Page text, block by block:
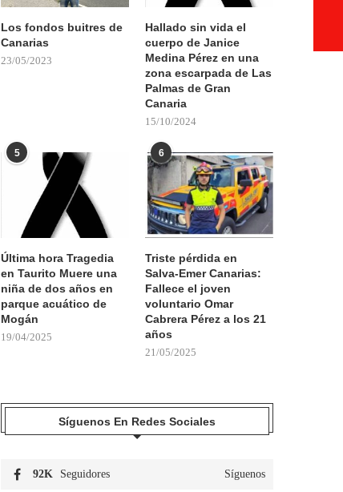
Los fondos buitres de
Canarias
23/05/2023
Hallado sin vida el
cuerpo de Janice
Medina Pérez en una
zona escarpada de Las
Palmas de Gran
Canaria
15/10/2024
5
Última hora Tragedia
en Taurito Muere una
niña de dos años en
parque acuático de
Mogán
19/04/2025
6
Triste pérdida en
Salva-Emer Canarias:
Fallece el joven
voluntario Omar
Cabrera Pérez a los 21
años
21/05/2025
Síguenos En Redes Sociales
92K Seguidores Síguenos